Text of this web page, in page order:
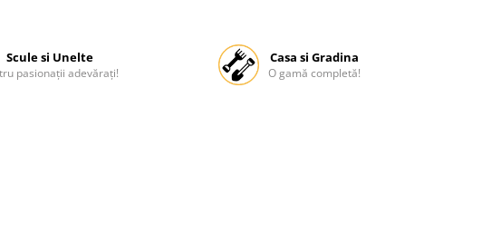
Scule si Unelte
pasionații adevărați!
Casa si Gradina
O gamă completă!